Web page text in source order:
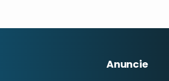
Anuncie